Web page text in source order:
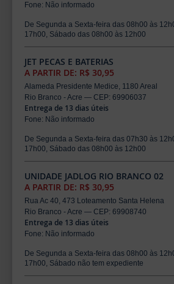
Fone: Não informado
De Segunda a Sexta-feira das 08h00 às
17h00, Sábado das 08h00 às 12h00
JET PECAS E BATERIAS
A PARTIR DE: R$ 30,95
Alameda Presidente Medice, 1180 Areal
Rio Branco - Acre — CEP: 69906037
Entrega de 13 dias úteis
Fone: Não informado
De Segunda a Sexta-feira das 07h30 às
17h00, Sábado das 08h00 às 12h00
UNIDADE JADLOG RIO BRANCO 02
A PARTIR DE: R$ 30,95
Rua Ac 40, 473 Loteamento Santa Helena
Rio Branco - Acre — CEP: 69908740
Entrega de 13 dias úteis
Fone: Não informado
De Segunda a Sexta-feira das 08h00 às
17h00, Sábado não tem expediente